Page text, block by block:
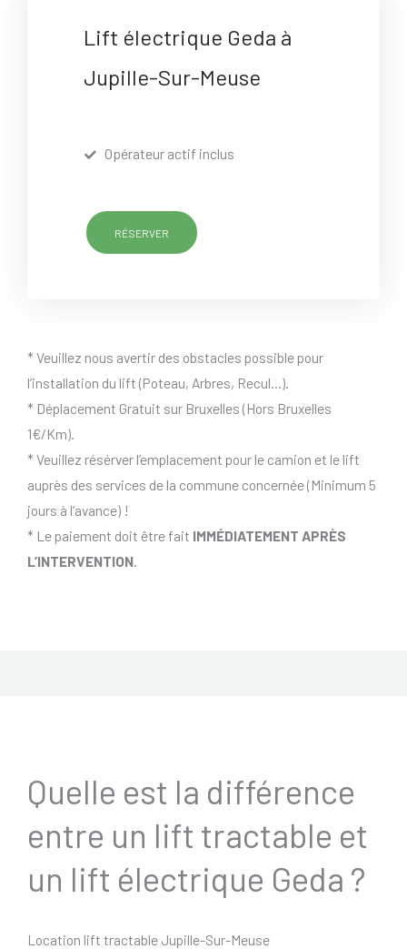
Lift électrique Geda à
Jupille-Sur-Meuse
Opérateur actif inclus
RÉSERVER
* Veuillez nous avertir des obstacles possible pour
l’installation du lift (Poteau, Arbres, Recul…).
* Déplacement Gratuit sur Bruxelles (Hors Bruxelles
1€/Km).
* Veuillez résérver l’emplacement pour le camion et le lift
auprès des services de la commune concernée (Minimum 5
jours à l’avance) !
* Le paiement doit être fait IMMÉDIATEMENT APRÈS
L’INTERVENTION
Quelle est la différence
entre un lift tractable et
un lift électrique Geda ?
Location lift tractable Jupille-Sur-Meuse